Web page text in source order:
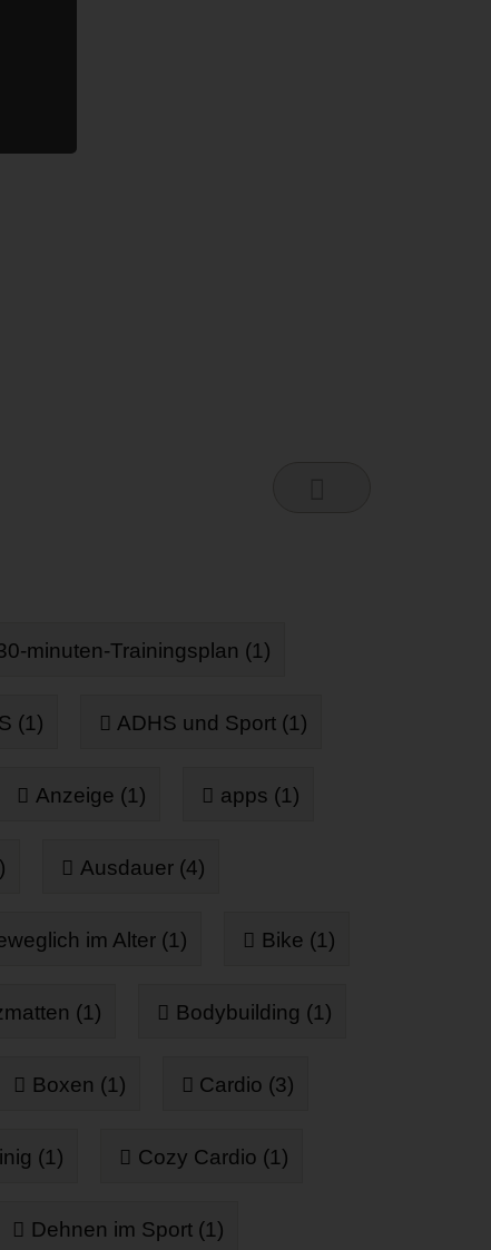
minuten-Trainingsplan (1)
(1) ADHS und Sport (1)
Anzeige (1) apps (1)
Ausdauer (4)
im Alter (1) Bike (1)
(1) Bodybuilding (1)
Boxen (1) Cardio (3)
(1) Cozy Cardio (1)
Dehnen im Sport (1)